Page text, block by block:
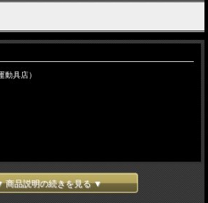
具店）
レンジ
商品説明の続きを見る ▼